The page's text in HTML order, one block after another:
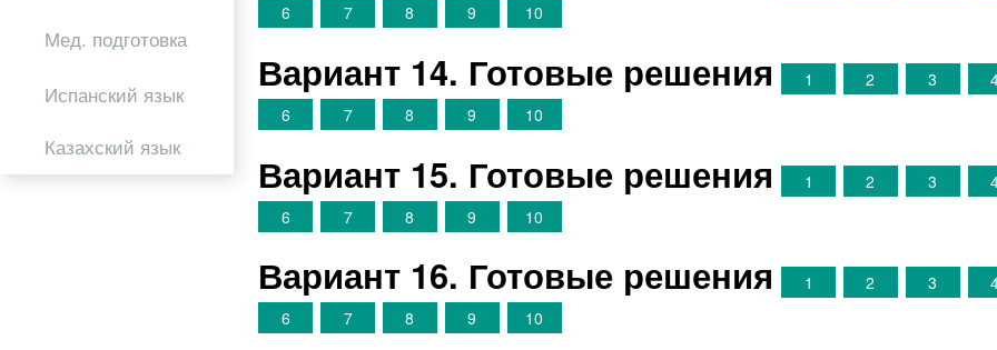
Мед. подготовка
Испанский язык
Казахский язык
6
7 8 9 10
Вариант 14. Готовые решения 1 2 3
6
7 8 9 10
Вариант 15. Готовые решения 1 2 3
6
7 8 9 10
Вариант 16. Готовые решения 1 2 3
6
7 8 9 10